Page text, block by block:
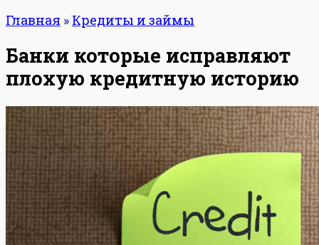
Главная » Кредиты и займы
Банки которые исправляют
плохую кредитную историю